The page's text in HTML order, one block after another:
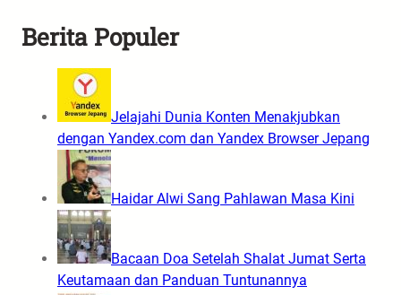
Berita Populer
Jelajahi Dunia Konten Menakjubkan
dengan Yandex.com dan Yandex Browser Jepang
Haidar Alwi Sang Pahlawan Masa Kini
Bacaan Doa Setelah Shalat Jumat Serta
Keutamaan dan Panduan Tuntunannya